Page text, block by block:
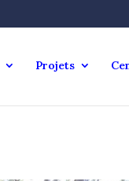
Projets